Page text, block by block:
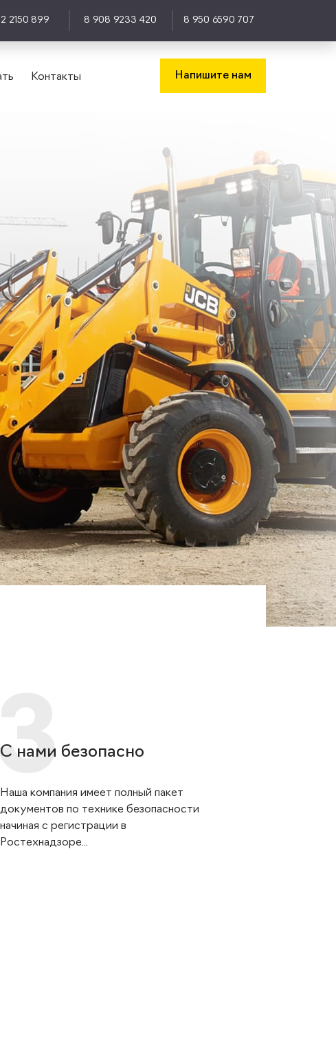
2150 899 8 908 9233 420 8 950 6590 707
Контакты Напишите нам
С нами безопасно
Наша компания имеет полный пакет
документов по технике безопасности
начиная с регистрации в
Ростехнадзоре...